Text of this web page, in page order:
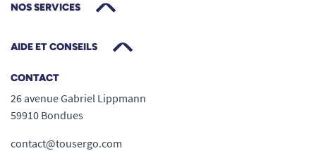
NOS SERVICES
AIDE ET CONSEILS
CONTACT
26 avenue Gabriel Lippmann
59910 Bondues
contact@tousergo.com